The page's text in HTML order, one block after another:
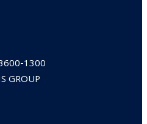
1300
GROUP